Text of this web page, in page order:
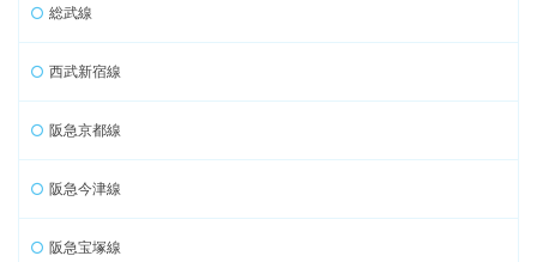
総武線
西武新宿線
阪急京都線
阪急今津線
阪急宝塚線